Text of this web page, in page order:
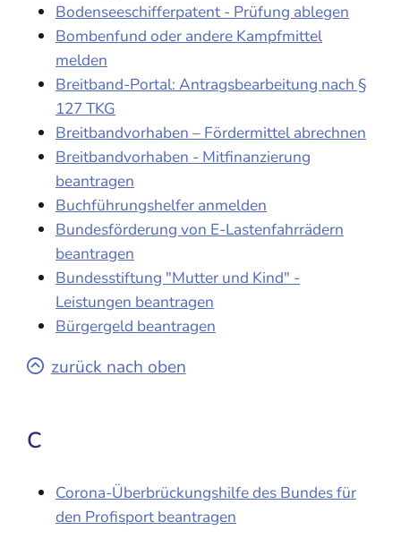
Bodenseeschifferpatent - Prüfung ablegen
Bombenfund oder andere Kampfmittel
melden
Breitband-Portal: Antragsbearbeitung nach §
127 TKG
Breitbandvorhaben – Fördermittel abrechnen
Breitbandvorhaben - Mitfinanzierung
beantragen
Buchführungshelfer anmelden
Bundesförderung von E-Lastenfahrrädern
beantragen
Bundesstiftung "Mutter und Kind" -
Leistungen beantragen
Bürgergeld beantragen
zurück nach oben
C
Corona-Überbrückungshilfe des Bundes für
den Profisport beantragen